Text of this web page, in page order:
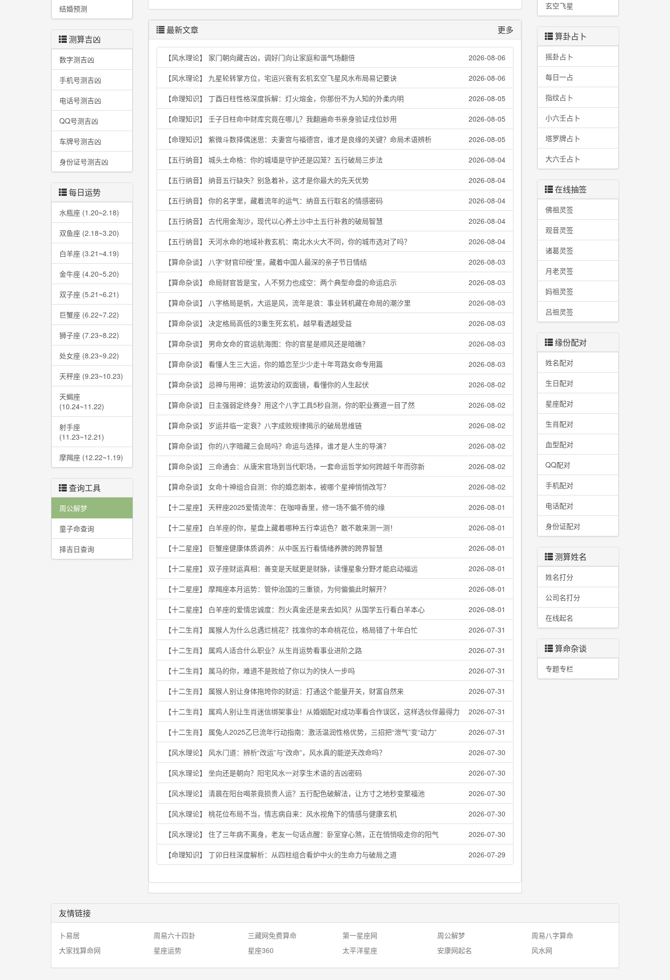
结婚预测
测算吉凶
数字测吉凶
手机号测吉凶
电话号测吉凶
QQ号测吉凶
车牌号测吉凶
身份证号测吉凶
每日运势
水瓶座 (1.20~2.18)
双鱼座 (2.18~3.20)
白羊座 (3.21~4.19)
金牛座 (4.20~5.20)
双子座 (5.21~6.21)
巨蟹座 (6.22~7.22)
狮子座 (7.23~8.22)
处女座 (8.23~9.22)
天秤座 (9.23~10.23)
天蝎座
(10.24~11.22)
射手座
(11.23~12.21)
摩羯座 (12.22~1.19)
查询工具
周公解梦
童子命查询
择吉日查询
最新文章 更多
【风水理论】 家门朝向藏吉凶，调好门向让家庭和谐气场翻倍 2026-08-06
【风水理论】 九星轮转掌方位，宅运兴衰有玄机玄空飞星风水布局易记要诀 2026-08-06
【命理知识】 丁酉日柱性格深度拆解：灯火熔金，你那份不为人知的外柔内明 2026-08-05
【命理知识】 壬子日柱命中财库究竟在哪儿？我翻遍命书亲身验证戌位妙用 2026-08-05
【命理知识】 紫微斗数择偶迷思：夫妻宫与福德宫，谁才是良缘的关键？命局术语辨析 2026-08-05
【五行纳音】 城头土命格：你的城墙是守护还是囚笼？五行破局三步法 2026-08-04
【五行纳音】 纳音五行缺失？别急着补，这才是你最大的先天优势 2026-08-04
【五行纳音】 你的名字里，藏着流年的运气：纳音五行取名的情感密码 2026-08-04
【五行纳音】 古代用金淘沙，现代以心养土沙中土五行补救的破局智慧 2026-08-04
【五行纳音】 天河水命的地域补救玄机：南北水火大不同，你的城市选对了吗？ 2026-08-04
【算命杂谈】 八字“财官印绶”里，藏着中国人最深的亲子节日情结 2026-08-03
【算命杂谈】 命局财官皆是宝，人不努力也成空：两个典型命盘的命运启示 2026-08-03
【算命杂谈】 八字格局是帆，大运是风，流年是浪：事业转机藏在命局的潮汐里 2026-08-03
【算命杂谈】 决定格局高低的3重生死玄机，越早看透越受益 2026-08-03
【算命杂谈】 男命女命的官运航海图：你的官星是顺风还是暗礁？ 2026-08-03
【算命杂谈】 看懂人生三大运，你的婚恋至少少走十年弯路女命专用篇 2026-08-03
【算命杂谈】 忌神与用神：运势波动的双面镜，看懂你的人生起伏 2026-08-02
【算命杂谈】 日主强弱定终身？用这个八字工具5秒自测，你的职业赛道一目了然 2026-08-02
【算命杂谈】 岁运并临一定衰？八字成败规律揭示的破局思维链 2026-08-02
【算命杂谈】 你的八字暗藏三会局吗？命运与选择，谁才是人生的导演？ 2026-08-02
【算命杂谈】 三命通会：从唐宋官场到当代职场，一套命运哲学如何跨越千年而弥新 2026-08-02
【算命杂谈】 女命十神组合自测：你的婚恋剧本，被哪个星神悄悄改写？ 2026-08-02
【十二星座】 天秤座2025爱情流年：在咖啡香里，修一场不偏不倚的缘 2026-08-01
【十二星座】 白羊座的你，星盘上藏着哪种五行幸运色？敢不敢来测一测！ 2026-08-01
【十二星座】 巨蟹座健康体质调养：从中医五行看情绪养脾的跨界智慧 2026-08-01
【十二星座】 双子座财运真相：善变是天赋更是财脉，读懂星象分野才能启动福运 2026-08-01
【十二星座】 摩羯座本月运势：管仲治国的三重锁，为何偏偏此时解开？ 2026-08-01
【十二星座】 白羊座的爱情忠诚度：烈火真金还是来去如风？从国学五行看白羊本心 2026-08-01
【十二生肖】 属猴人为什么总遇烂桃花？找准你的本命桃花位，格局错了十年白忙 2026-07-31
【十二生肖】 属鸡人适合什么职业？从生肖运势看事业进阶之路 2026-07-31
【十二生肖】 属马的你，难道不是败给了你以为的快人一步吗 2026-07-31
【十二生肖】 属猴人别让身体拖垮你的财运：打通这个能量开关，财富自然来 2026-07-31
【十二生肖】 属鸡人别让生肖迷信绑架事业！从婚姻配对成功率看合作误区，这样选伙伴最得力 2026-07-31
【十二生肖】 属兔人2025乙巳流年行动指南：激活温润性格优势，三招把“泄气”变“动力” 2026-07-31
【风水理论】 风水门道：辨析“改运”与“改命”，风水真的能逆天改命吗？ 2026-07-30
【风水理论】 坐向还是朝向？阳宅风水一对孪生术语的吉凶密码 2026-07-30
【风水理论】 清晨在阳台喝茶竟损贵人运？五行配色破解法，让方寸之地秒变聚福池 2026-07-30
【风水理论】 桃花位布局不当，情志病自来：风水视角下的情感与健康玄机 2026-07-30
【风水理论】 住了三年病不离身，老友一句话点醒：卧室穿心煞，正在悄悄吸走你的阳气 2026-07-30
【命理知识】 丁卯日柱深度解析：从四柱组合看炉中火的生命力与破局之道 2026-07-29
玄空飞星
算卦占卜
摇卦占卜
每日一占
指纹占卜
小六壬占卜
塔罗牌占卜
大六壬占卜
在线抽签
佛祖灵签
观音灵签
诸葛灵签
月老灵签
妈祖灵签
吕祖灵签
缘份配对
姓名配对
生日配对
星座配对
生肖配对
血型配对
QQ配对
手机配对
电话配对
身份证配对
测算姓名
姓名打分
公司名打分
在线起名
算命杂谈
专题专栏
友情链接
卜易居 周易六十四卦 三藏网免费算命 第一星座网 周公解梦
周易八字算命
大家找算命网
星座运势 星座360 太平洋星座 安康网起名 风水网